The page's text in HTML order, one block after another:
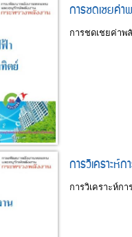
การชดเชยค่า
การชดเชยค่าพ
การวิเคราะห์
การวิเคราะห์ก